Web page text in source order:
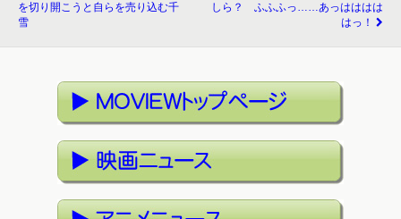
を切り開こうと自らを売り込む千
雪
しら？ ふふふっ……あっはははは
はっ！